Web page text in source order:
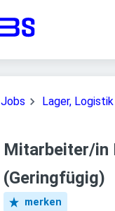
Jobs Lager,
Mitarbeiter/in
(Geringfügig)
merken